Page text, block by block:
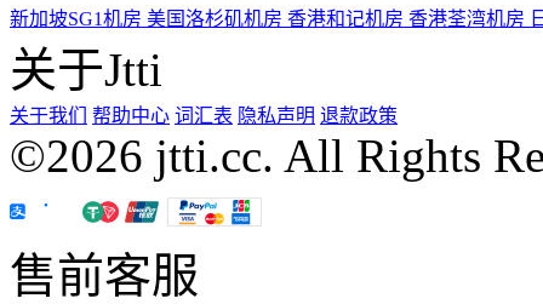
新加坡SG1机房 美国洛杉矶机房 香港和记机房 香港荃湾机房
关于Jtti
关于我们 帮助中心 词汇表 隐私声明 退款政策
©2026 jtti.cc. All Rights
售前客服